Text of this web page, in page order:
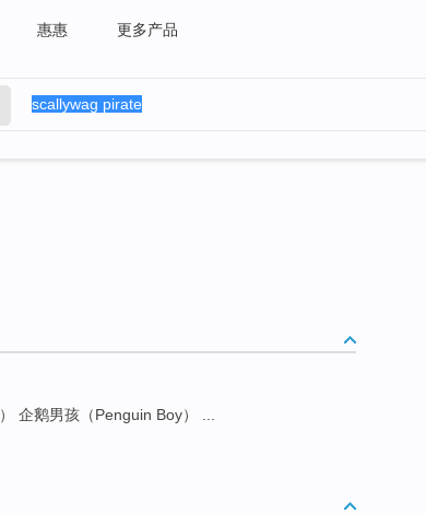
惠惠 更多产品
） 企鹅男孩（Penguin Boy） ...